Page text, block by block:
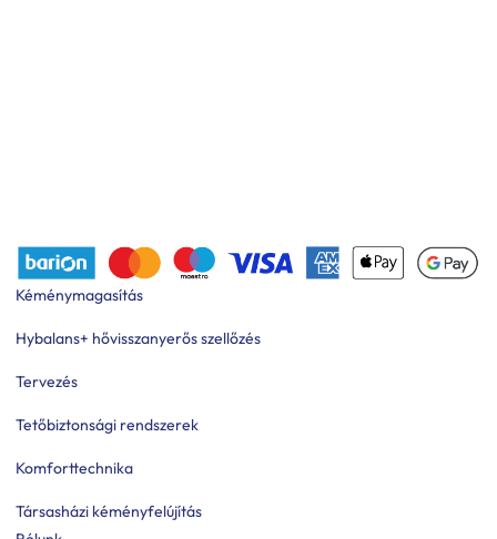
Kéménymagasítás
Hybalans+ hővisszanyerős szellőzés
Tervezés
Tetőbiztonsági rendszerek
Komforttechnika
Társasházi kéményfelújítás